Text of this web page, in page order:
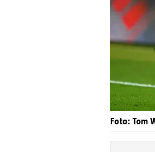
Foto: Tom